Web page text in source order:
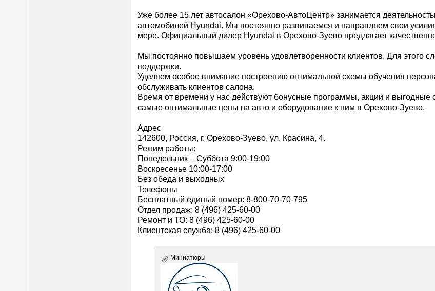
Уже более 15 лет автосалон «Орехово-АвтоЦентр» занимается
автомобилей Hyundai. Мы постоянно развиваемся и направляем свои
мере. Официальный дилер Hyundai в Орехово-Зуево предлагает
Мы постоянно повышаем уровень удовлетворенности клиентов. Для этого
поддержки.
Уделяем особое внимание построению оптимальной схемы обучения
обслуживать клиентов салона.
Время от времени у нас действуют бонусные программы, акции и
самые оптимальные цены на авто и оборудование к ним в Орехово-Зуево.
Адрес
142600, Россия, г. Орехово-Зуево, ул. Красина, 4.
Режим работы:
Понедельник – Суббота 9:00-19:00
Воскресенье 10:00-17:00
Без обеда и выходных
Телефоны
Бесплатный единый номер: 8-800-70-70-795
Отдел продаж: 8 (496) 425-60-00
Ремонт и ТО: 8 (496) 425-60-00
Клиентская служба: 8 (496) 425-60-00
Миниатюры